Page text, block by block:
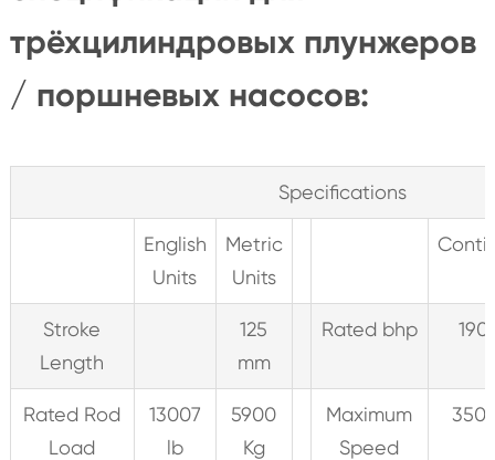
трёхцилиндровых плунжеров
/ поршневых насосов:
Specifications
English
Units
Metric
Units
Stroke
Length
125
mm
Rated bhp 190
Rated Rod
Load
13007
lb
5900
Kg
Maximum
Speed
350